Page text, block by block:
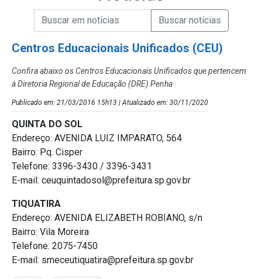
Campo de Busca de Notícias
Campo de Busca de informaçõesEnviar a Busca de Notícias
Centros Educacionais Unificados (CEU)
Confira abaixo os Centros Educacionais Unificados que pertencem
à Diretoria Regional de Educação (DRE) Penha
Publicado em: 21/03/2016 15h13 | Atualizado em: 30/11/2020
QUINTA DO SOL
Endereço: AVENIDA LUIZ IMPARATO, 564
Bairro: Pq. Cisper
Telefone: 3396-3430 / 3396-3431
E-mail: ceuquintadosol@prefeitura.sp.gov.br
TIQUATIRA
Endereço: AVENIDA ELIZABETH ROBIANO, s/n
Bairro: Vila Moreira
Telefone: 2075-7450
E-mail: smeceutiquatira@prefeitura.sp.gov.br